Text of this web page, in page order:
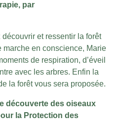
par
et ressentir la forêt
marche en conscience, Marie
de respiration, d’éveil
avec les arbres. Enfin la
la forêt vous sera proposée.
découverte des oiseaux
la Protection des